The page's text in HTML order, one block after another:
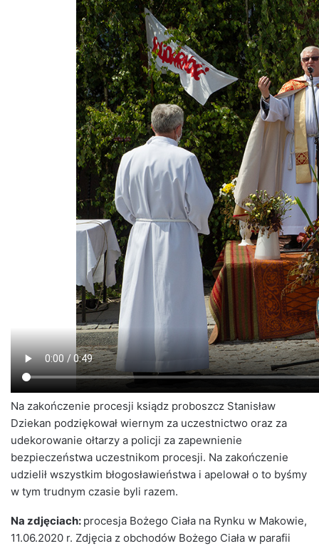
Na zakończenie procesji ksiądz proboszcz Stanisław
Dziekan podziękował wiernym za uczestnictwo oraz za
udekorowanie ołtarzy a policji za zapewnienie
bezpieczeństwa uczestnikom procesji. Na zakończenie
udzielił wszystkim błogosławieństwa i apelował o to byśmy
w tym trudnym czasie byli razem.
Na zdjęciach: procesja Bożego Ciała na Rynku w Makowie,
11.06.2020 r. Zdjęcia z obchodów Bożego Ciała w parafii